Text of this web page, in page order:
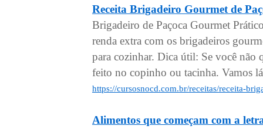
Receita Brigadeiro Gourmet de
Brigadeiro de Paçoca Gourmet
renda extra com os brigadeiros
para cozinhar. Dica útil: Se você não
feito no copinho ou tacinha. Vamos
https://cursosnocd.com.br/receitas/receita-
Alimentos que começam com a